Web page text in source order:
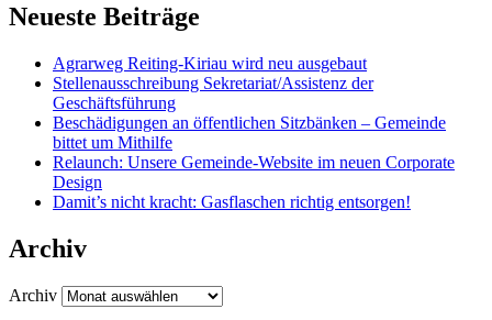
Neueste Beiträge
Agrarweg Reiting-Kiriau wird neu ausgebaut
Stellenausschreibung Sekretariat/Assistenz der
Geschäftsführung
Beschädigungen an öffentlichen Sitzbänken – Gemeinde
bittet um Mithilfe
Relaunch: Unsere Gemeinde-Website im neuen Corporate
Design
Damit’s nicht kracht: Gasflaschen richtig entsorgen!
Archiv
Archiv